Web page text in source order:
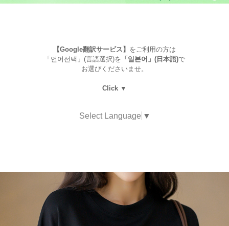
【Google翻訳サービス】 をご利用の方は
「언어선택」(言語選択)を 「일본어」(日本語)で
お選びくださいませ。
Click ▼
Select Language ▼